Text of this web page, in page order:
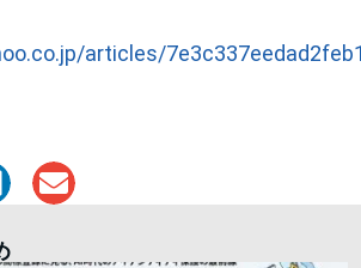
articles/